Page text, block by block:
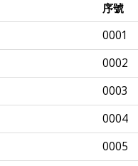
序號
0001
0002
0003
0004
0005